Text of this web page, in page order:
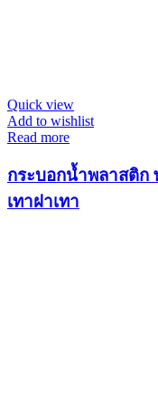
Quick view
Add to wishlist
Read more
กระบอกน้ำพลาสติก
เทาฝาเทา